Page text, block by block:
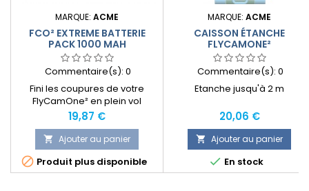
MARQUE: ACME
FCO² EXTREME BATTERIE
PACK 1000 MAH
Commentaire(s): 0
Fini les coupures de votre
FlyCamOne² en plein vol
lorsque vous pensiez avoir
réalisé la séquence de vos
rêves ! Voici l'accessoire
optionnel idéal pour votre
FlycamOne 2 d'ACME. Vous
allez en effet pouvoir profiter
Prix
19,87 €
 Ajouter au panier
 Produit plus disponible
MARQUE: ACME
CAISSON ÉTANCHE
FLYCAMONE²
Commentaire(s): 0
Etanche jusqu'à 2 m
Prix
20,06 €
 Ajouter au panier
 En stock